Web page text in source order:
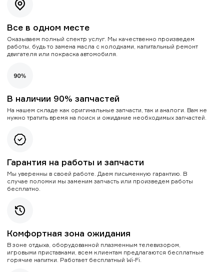
Все в одном месте
Оказываем полный спектр услуг. Мы качественно произведем
работы, будь то замена масла с колодками, капитальный ремонт
двигателя или покраска автомобиля.
В наличии 90% запчастей
На нашем складе как оригинальные запчасти, так и аналоги. Вам не
нужно тратить время на поиск и ожидание необходимых запчастей.
Гарантия на работы и запчасти
Мы уверенны в своей работе. Даем письменную гарантию. В
случае поломки мы заменим запчасть или произведем работы
бесплатно.
Комфортная зона ожидания
В зоне отдыха, оборудованной плазменным телевизором,
игровыми приставками, всем клиентам предлагаются бесплатные
горячие напитки. Работает бесплатный Wi-Fi.